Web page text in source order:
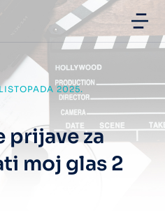
2025.
prijave za
moj glas 2